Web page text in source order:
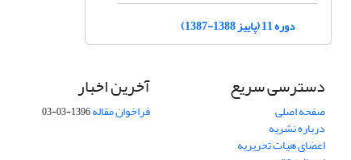
دوره 11 (پاییز 1388-1387)
دسترسی سریع
صفحه اصلی
درباره نشریه
اعضای هیات تحریریه
آخرین اخبار
فراخوان مقاله1396-03-03